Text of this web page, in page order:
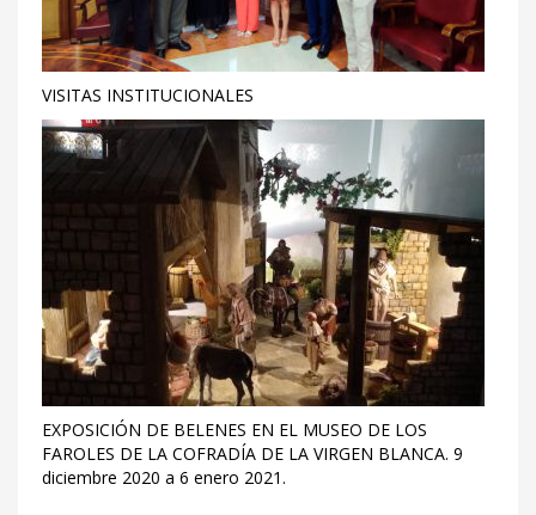
VISITAS INSTITUCIONALES
EXPOSICIÓN DE BELENES EN EL MUSEO DE LOS
FAROLES DE LA COFRADÍA DE LA VIRGEN BLANCA. 9
diciembre 2020 a 6 enero 2021.